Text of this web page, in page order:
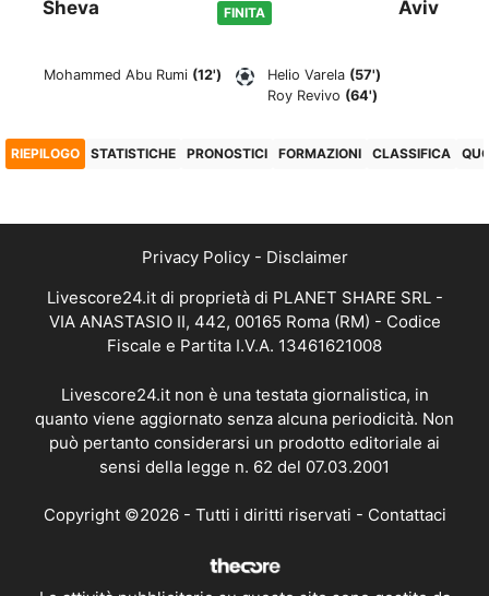
Sheva
FINITA
Aviv
Mohammed Abu Rumi (12') Helio Varela (57')
Roy Revivo (64')
RIEPILOGO STATISTICHE PRONOSTICI FORMAZIONI CLASSIFICA
Privacy Policy- Disclaimer
Livescore24.it di proprietà di PLANET SHARE SRL -
VIA ANASTASIO II, 442, 00165 Roma (RM) - Codice
Fiscale e Partita I.V.A. 13461621008
Livescore24.it non è una testata giornalistica, in
quanto viene aggiornato senza alcuna periodicità. Non
può pertanto considerarsi un prodotto editoriale ai
sensi della legge n. 62 del 07.03.2001
Copyright ©2026 - Tutti i diritti riservati - Contattaci